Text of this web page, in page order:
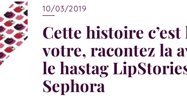
10/03/2019
Cette histoire c’est
votre, racontez la
le hastag
Sephora